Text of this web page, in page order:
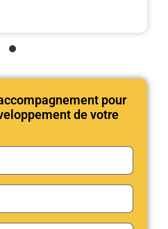
pour
de votre